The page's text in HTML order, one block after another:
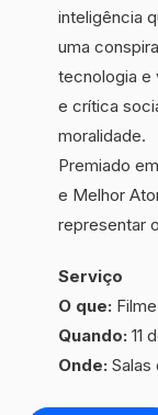
inteligência
uma
tecnologia e
e crítica
moralidade.
Premiado
e Melhor
representar
Serviço
O que:
Quando: 11
Onde: Salas